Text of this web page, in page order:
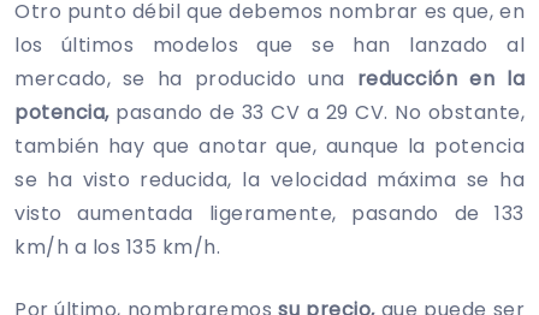
Otro punto débil que debemos nombrar es que, en
los últimos modelos que se han lanzado al
mercado, se ha producido una reducción en la
potencia,pasando de 33 CV a 29 CV. No obstante,
también hay que anotar que, aunque la potencia
se ha visto reducida, la velocidad máxima se ha
visto aumentada ligeramente, pasando de 133
km/h a los 135 km/h.
Por último, nombraremossu precio,que puede ser